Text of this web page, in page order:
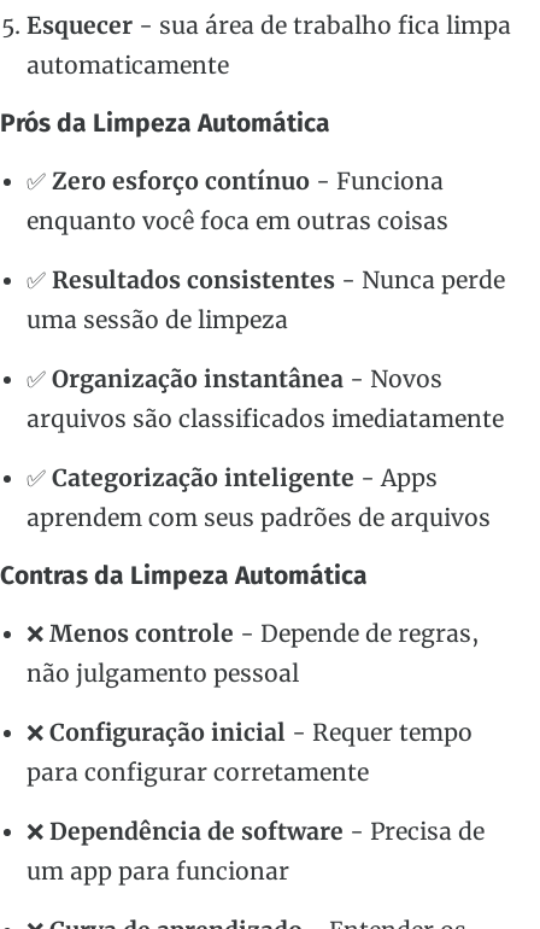
Esquecer - sua área de trabalho fica limpa
automaticamente
Prós da Limpeza Automática
✅Zero esforço contínuo - Funciona
enquanto você foca em outras coisas
✅Resultados consistentes - Nunca perde
uma sessão de limpeza
✅Organização instantânea - Novos
arquivos são classificados imediatamente
✅Categorização inteligente - Apps
aprendem com seus padrões de arquivos
Contras da Limpeza Automática
❌Menos controle - Depende de regras,
não julgamento pessoal
❌Configuração inicial - Requer tempo
para configurar corretamente
❌Dependência de software - Precisa de
um app para funcionar